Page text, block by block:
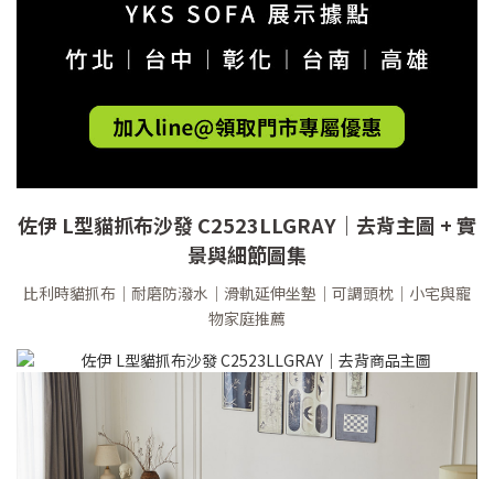
佐伊 L型貓抓布沙發 C2523LLGRAY｜去背主圖 + 實
景與細節圖集
比利時貓抓布｜耐磨防潑水｜滑軌延伸坐墊｜可調頭枕｜小宅與寵
物家庭推薦